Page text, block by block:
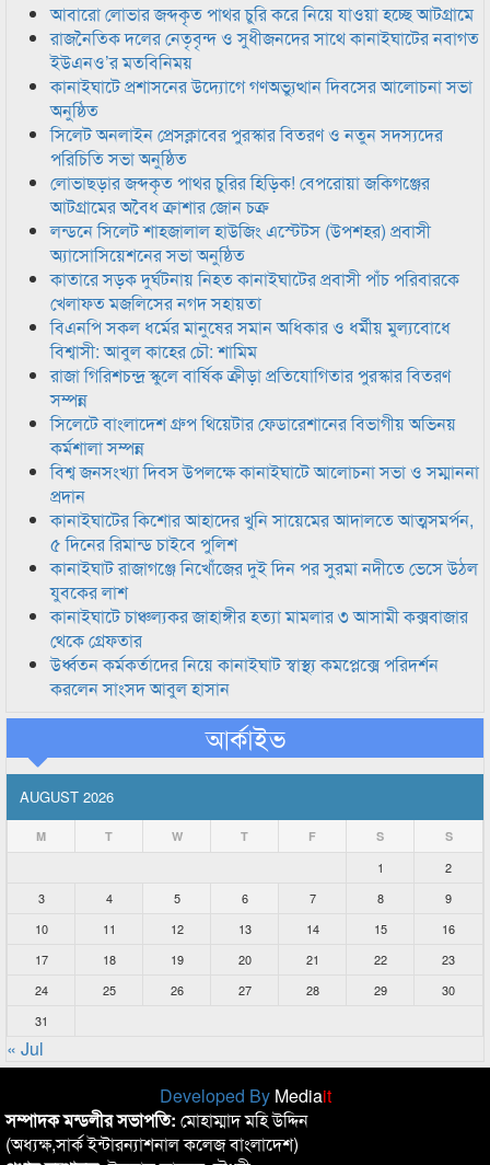
আবারো লোভার জব্দকৃত পাথর চুরি করে নিয়ে যাওয়া হচ্ছে আটগ্রামে
রাজনৈতিক দলের নেতৃবৃন্দ ও সুধীজনদের সাথে কানাইঘাটের নবাগত
ইউএনও’র মতবিনিময়
কানাইঘাটে প্রশাসনের উদ্যোগে গণঅভ্যুত্থান দিবসের আলোচনা সভা
অনুষ্ঠিত
সিলেট অনলাইন প্রেসক্লাবের পুরস্কার বিতরণ ও নতুন সদস্যদের
পরিচিতি সভা অনুষ্ঠিত
লোভাছড়ার জব্দকৃত পাথর চুরির হিড়িক! বেপরোয়া জকিগঞ্জের
আটগ্রামের অবৈধ ক্রাশার জোন চক্র
লন্ডনে সিলেট শাহজালাল হাউজিং এস্টেটস (উপশহর) প্রবাসী
অ্যাসোসিয়েশনের সভা অনুষ্ঠিত
কাতারে সড়ক দুর্ঘটনায় নিহত কানাইঘাটের প্রবাসী পাঁচ পরিবারকে
খেলাফত মজলিসের নগদ সহায়তা
বিএনপি সকল ধর্মের মানুষের সমান অধিকার ও ধর্মীয় মুল্যবোধে
বিশ্বাসী: আবুল কাহের চৌ: শামিম
রাজা গিরিশচন্দ্র স্কুলে বার্ষিক ক্রীড়া প্রতিযোগিতার পুরস্কার বিতরণ
সম্পন্ন
সিলেটে বাংলাদেশ গ্রুপ থিয়েটার ফেডারেশানের বিভাগীয় অভিনয়
কর্মশালা সম্পন্ন
বিশ্ব জনসংখ্যা দিবস উপলক্ষে কানাইঘাটে আলোচনা সভা ও সম্মাননা
প্রদান
কানাইঘাটের কিশোর আহাদের খুনি সায়েমের আদালতে আত্মসমর্পন,
৫ দিনের রিমান্ড চাইবে পুলিশ
কানাইঘাট রাজাগঞ্জে নিখোঁজের দুই দিন পর সুরমা নদীতে ভেসে উঠল
যুবকের লাশ
কানাইঘাটে চাঞ্চল্যকর জাহাঙ্গীর হত্যা মামলার ৩ আসামী কক্সবাজার
থেকে গ্রেফতার
উর্ধ্বতন কর্মকর্তাদের নিয়ে কানাইঘাট স্বাস্থ্য কমপ্লেক্সে পরিদর্শন
করলেন সাংসদ আবুল হাসান
আর্কাইভ
AUGUST 2026
M T W T F S S
1
2
3
4 5 6 7 8
9
10
11 12 13 14 15
16
17
18 19 20 21 22
23
24
25 26 27 28 29
30
31
« Jul
Developed By Mediait
সম্পাদক মন্ডলীর সভাপতি: মোহাম্মাদ মহি উদ্দিন
(অধ্যক্ষ,সার্ক ইন্টারন্যাশনাল কলেজ বাংলাদেশ)